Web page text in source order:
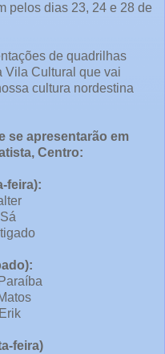
pelos dias 23, 24 e 28 de
de quadrilhas
Vila Cultural que vai
cultura nordestina
se apresentarão em
Centro:
feira):
feira)